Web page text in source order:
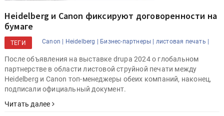
Heidelberg и Canon фиксируют договоренности на
бумаге
ТЕГИ Canon | Heidelberg | Бизнес-партнеры | листовая печать |
После объявления на выставке drupa 2024 о глобальном
партнерстве в области листовой струйной печати между
Heidelberg и Canon топ-менеджеры обеих компаний, наконец,
подписали официальный документ.
Читать далее